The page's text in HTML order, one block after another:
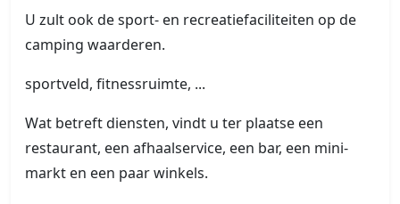
U zult ook de sport- en recreatiefaciliteiten op de
camping waarderen.
sportveld, fitnessruimte, ...
Wat betreft diensten, vindt u ter plaatse een
restaurant, een afhaalservice, een bar, een mini-
markt en een paar winkels.